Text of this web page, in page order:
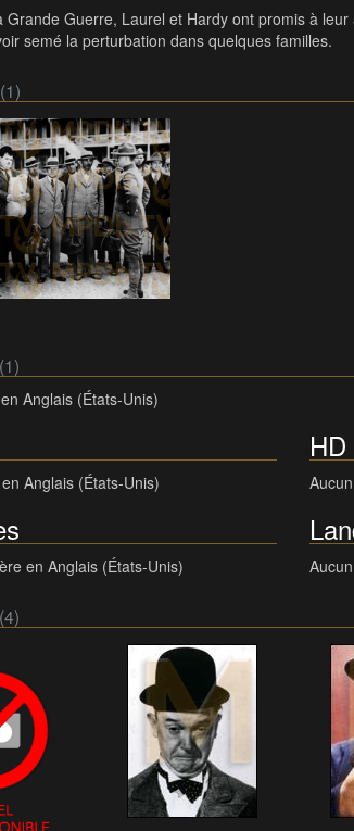
Grande Guerre, Laurel et Hardy ont promis à
semé la perturbation dans quelques familles.
(1)
(1)
Anglais (États-Unis)
Anglais (États-Unis)
en Anglais (États-Unis)
(4)